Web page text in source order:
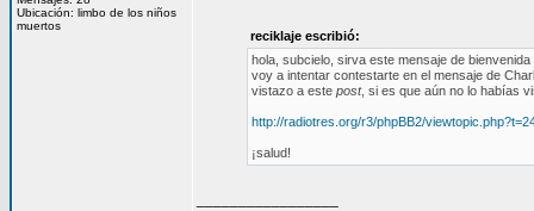
Ubicación: limbo de los niños
muertos
reciklaje escribió:
hola, subcielo, sirva este mensaje de
voy a intentar contestarte en el mensaje de
vistazo a este post, si es que aún no lo habías
http://radiotres.org/r3/phpBB2/
¡salud!